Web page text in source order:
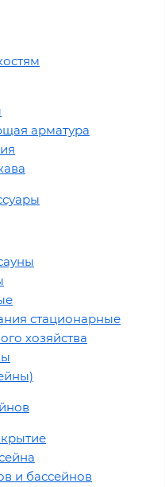
арматура
стационарные
хозяйства
и бассейнов